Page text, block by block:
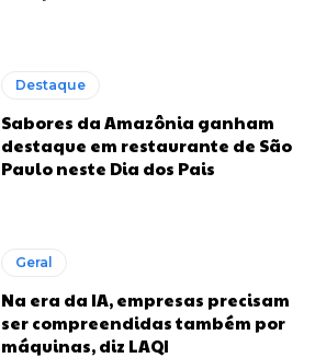
Destaque
Sabores da Amazônia ganham
destaque em restaurante de São
Paulo neste Dia dos Pais
Geral
Na era da IA, empresas precisam
ser compreendidas também por
máquinas, diz LAQI